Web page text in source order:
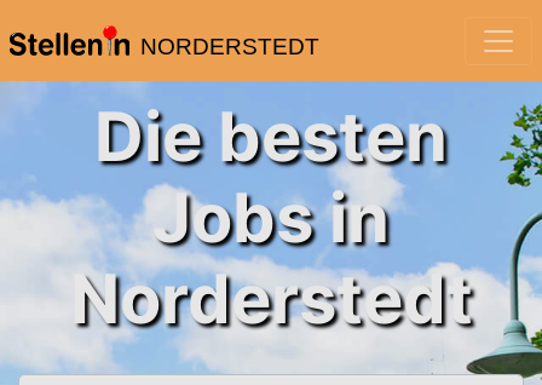
NORDERSTEDT
Die besten
Jobs in
Norderstedt